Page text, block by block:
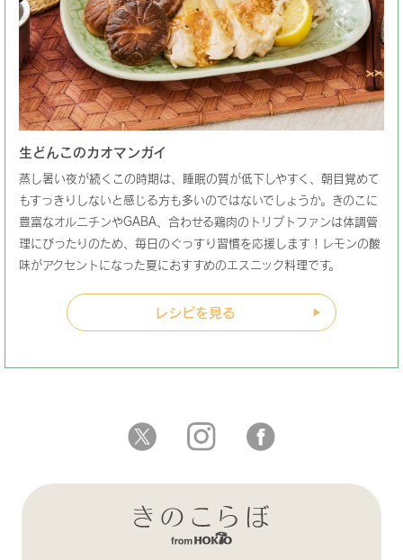
生どんこのカオマンガイ
蒸し暑い夜が続くこの時期は、睡眠の質が低下しやすく、朝目覚めて
もすっきりしないと感じる方も多いのではないでしょうか。きのこに
豊富なオルニチンやGABA、合わせる鶏肉のトリプトファンは体調管
理にぴったりのため、毎日のぐっすり習慣を応援します！レモンの酸
味がアクセントになった夏におすすめのエスニック料理です。
レシピを見る